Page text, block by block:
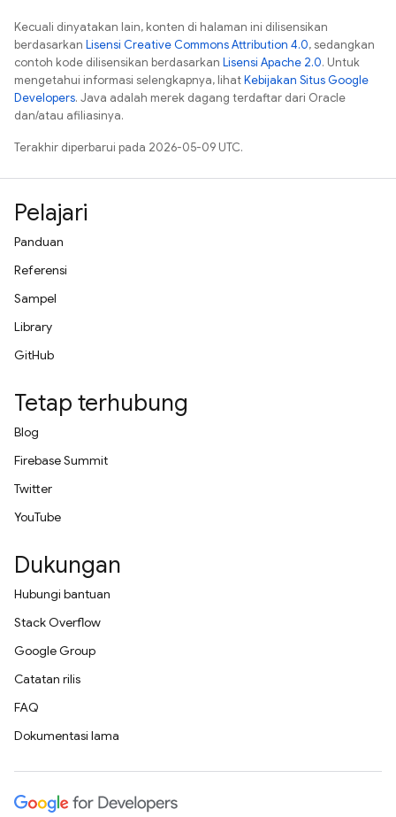
Kecuali dinyatakan lain, konten di halaman ini dilisensikan
berdasarkan Lisensi Creative Commons Attribution 4.0, sedangkan
contoh kode dilisensikan berdasarkan Lisensi Apache 2.0. Untuk
mengetahui informasi selengkapnya, lihatKebijakan Situs Google
Developers. Java adalah merek dagang terdaftar dari Oracle
dan/atau afiliasinya.
Terakhir diperbarui pada 2026-05-09 UTC.
Pelajari
Panduan
Referensi
Sampel
Library
GitHub
Tetap terhubung
Blog
Firebase Summit
Twitter
YouTube
Dukungan
Hubungi bantuan
Stack Overflow
Google Group
Catatan rilis
FAQ
Dokumentasi lama